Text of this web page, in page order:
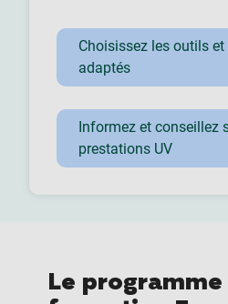
Choisissez les outils
adaptés
Informez et conseillez
prestations UV
Le